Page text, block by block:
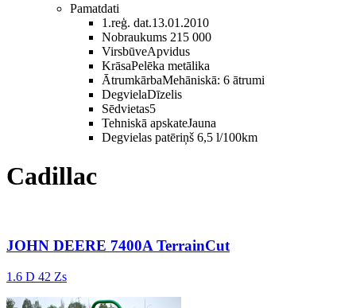
Pamatdati
1.reģ. dat.13.01.2010
Nobraukums 215 000
VirsbūveApvidus
KrāsaPelēka metālika
ĀtrumkārbaMehāniskā: 6 ātrumi
DegvielaDīzelis
Sēdvietas5
Tehniskā apskateJauna
Degvielas patēriņš 6,5 l/100km
Cadillac
JOHN DEERE 7400A TerrainCut
1.6 D 42 Zs